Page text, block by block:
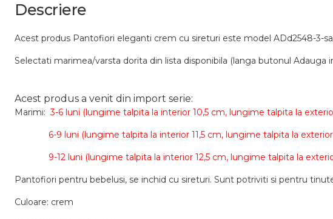
Descriere
Acest produs Pantofiori eleganti crem cu sireturi este model ADd2548-3-
Selectati marimea/varsta dorita din lista disponibila (langa butonul Adauga
Acest produs a venit din import serie:
Marimi:3-6 luni (lungime talpita la interior 10,5 cm, lungime talpita la
6-9 luni (lungime talpita la interior 11,5 cm, lungime talpita la exterior
9-12 luni (lungime talpita la interior 12,5 cm, lungime talpita la
Pantofiori pentru bebelusi, se inchid cu sireturi. Sunt potriviti si pentru
Culoare: crem